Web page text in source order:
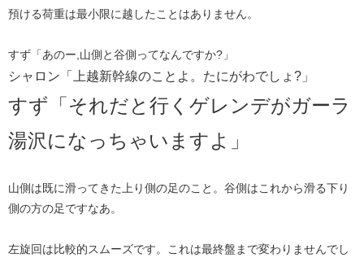
預ける荷重は最小限に越したことはありません。
すず「あのー,山側と谷側ってなんですか?」
シャロン「上越新幹線のことよ。たにがわでしょ?」
​すず「 それだと行くゲレンデがガーラ
湯沢になっちゃいますよ​ 」​​
山側は既に滑ってきた上り側の足のこと。谷側はこれから滑る下り
側の方の足ですなあ。
左旋回は比較的スムーズです。これは最終盤まで変わりませんでし